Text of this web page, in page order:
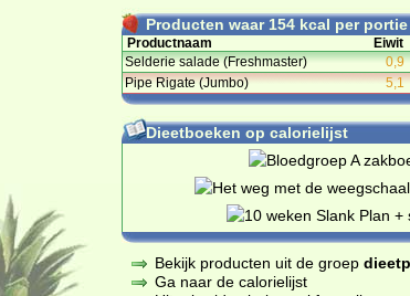
Producten waar 154 kcal per
Productnaam Eiwit
Selderie salade (Freshmaster)
0,9
Pipe Rigate (Jumbo)
5,1
Dieetboeken op calorielijst
Bekijk producten uit de groep
Ga naar de calorielijst